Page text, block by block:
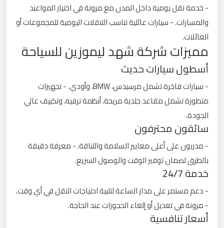
- خدمة نقل يومية داخل المدن مع مرونة في اختيار المواعيد
والمسارات. - سيارات عائلية تناسب التنقلات اليومية للمجموعات أو
العائلات.
مميزات شركة شهد ليموزين للسياحة
أسطول سيارات حديث
- سيارات فاخرة تشمل مرسيدس، BMW، وأودي. - تجهيزات
متطورة تشمل مقاعد جلدية مريحة، أنظمة ترفيه، وتكييف عالي
الجودة.
سائقون محترفون
- مدربون على أعلى معايير السلامة واللباقة. - معرفة دقيقة
بالطرق لضمان توفير الوقت والوصول السريع.
خدمة 24/7
- دعم مستمر على مدار الساعة لتلبية احتياجات النقل في أي وقت.
- مرونة في تعديل أو إلغاء الحجوزات عند الحاجة.
أسعار تنافسية
ليموزين
مطار
القاهرة
ليموزين
القاهرة
للاسكندرية
ليموزين
القاهرة